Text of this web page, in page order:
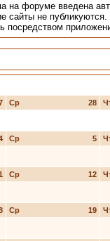
на форуме введена
сайты не публикуются.
посредством
28
Ср
5
Ср
12
Ср
19
Ср